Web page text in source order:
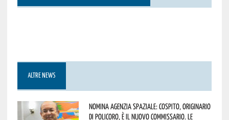
ALTRE NEWS
Nomina Agenzia Spaziale: Cospito, originario
di Policoro, è il nuovo commissario. Le